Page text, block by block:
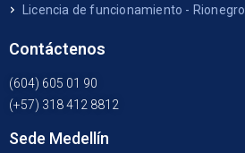
Licencia de funcionamiento - Rionegro
Contáctenos
(604) 605 01 90
(+57) 318 412 8812
Sede Medellín